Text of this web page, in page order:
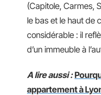
(Capitole, Carmes,
le bas et le haut de
considérable : il
d’un immeuble à
A lire aussi :
appartement à